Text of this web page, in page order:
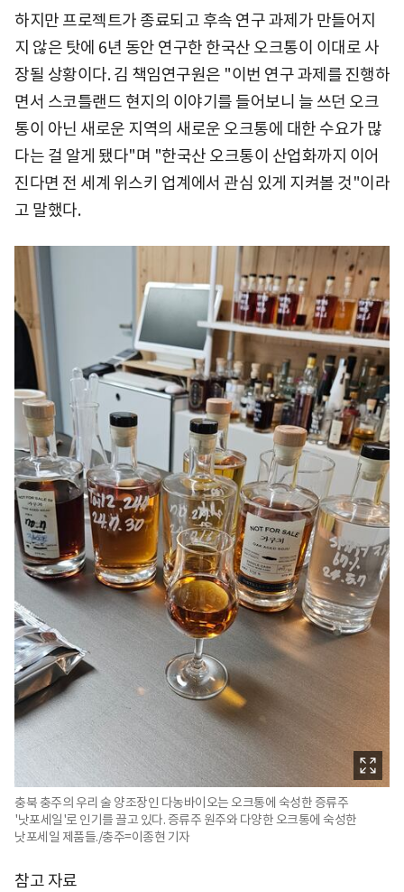
하지만 프로젝트가 종료되고 후속 연구 과제가 만들어지
지 않은 탓에 6년 동안 연구한 한국산 오크통이 이대로 사
장될 상황이다. 김 책임연구원은 "이번 연구 과제를 진행하
면서 스코틀랜드 현지의 이야기를 들어보니 늘 쓰던 오크
통이 아닌 새로운 지역의 새로운 오크통에 대한 수요가 많
다는 걸 알게 됐다"며 "한국산 오크통이 산업화까지 이어
진다면 전 세계 위스키 업계에서 관심 있게 지켜볼 것"이라
고 말했다.
충북 충주의 우리 술 양조장인 다농바이오는 오크통에 숙성한 증류주
'낫포세일'로 인기를 끌고 있다. 증류주 원주와 다양한 오크통에 숙성한
낫포세일 제품들./충주=이종현 기자
참고 자료